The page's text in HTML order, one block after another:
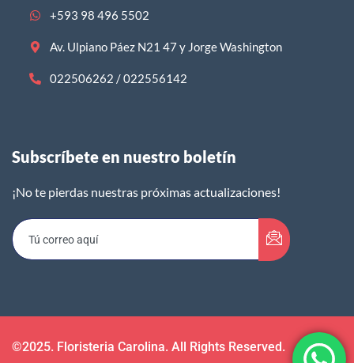
+593 98 496 5502
Av. Ulpiano Páez N21 47 y Jorge Washington
022506262 / 022556142
Subscríbete en nuestro boletín​
¡No te pierdas nuestras próximas actualizaciones!
©2025. Floristeria Carolina. All Rights Reserved.